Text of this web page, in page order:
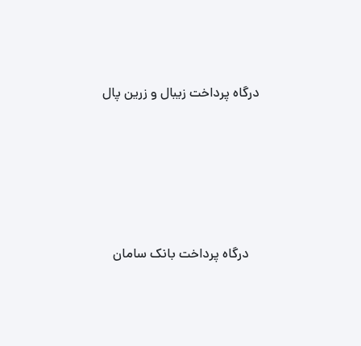
درگاه پرداخت زیبال و زرین پال
درگاه پرداخت بانک سامان